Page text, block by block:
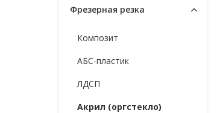
Фрезерная резка
Композит
АБС-пластик
ЛДСП
Акрил (оргстекло)